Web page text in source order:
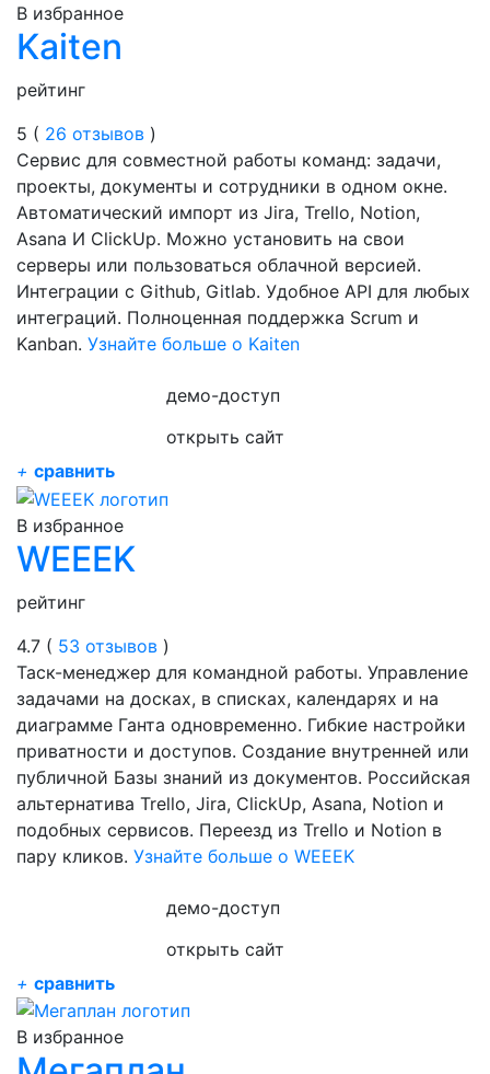
В избранное
Kaiten
рейтинг
5 ( 26 отзывов )
Сервис для совместной работы команд: задачи,
проекты, документы и сотрудники в одном окне.
Автоматический импорт из Jira, Trello, Notion,
Asana И ClickUp. Можно установить на свои
серверы или пользоваться облачной версией.
Интеграции с Github, Gitlab. Удобное API для любых
интеграций. Полноценная поддержка Scrum и
Kanban. Узнайте больше о Kaiten
демо-доступ
открыть сайт
+ сравнить
В избранное
WEEEK
рейтинг
4.7 ( 53 отзывов )
Таск-менеджер для командной работы. Управление
задачами на досках, в списках, календарях и на
диаграмме Ганта одновременно. Гибкие настройки
приватности и доступов. Создание внутренней или
публичной Базы знаний из документов. Российская
альтернатива Trello, Jira, ClickUp, Asana, Notion и
подобных сервисов. Переезд из Trello и Notion в
пару кликов. Узнайте больше о WEEEK
демо-доступ
открыть сайт
+ сравнить
В избранное